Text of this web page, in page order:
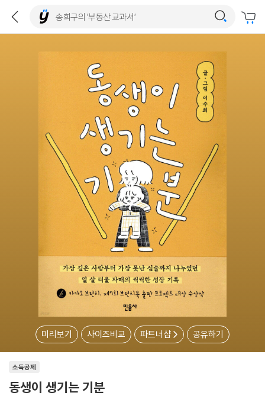
미리보기 사이즈비교 파트너샵 공유하기
소득공제
동생이 생기는 기분